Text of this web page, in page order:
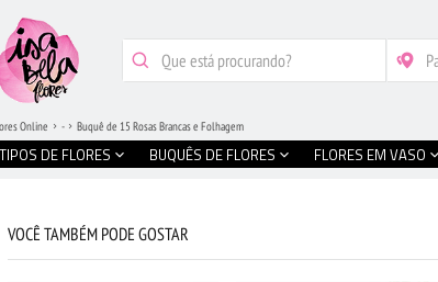
TIPOS DE FLORES BUQUÊS DE FLORES FLORES EM VASO
Online - Buquê de 15 Rosas Brancas e Folhagem
VOCÊ TAMBÉM PODE GOSTAR